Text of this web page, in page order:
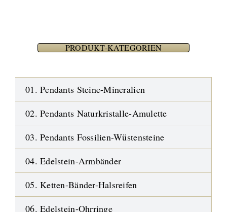
PRODUKT-KATEGORIEN
01. Pendants Steine-Mineralien
02. Pendants Naturkristalle-Amulette
03. Pendants Fossilien-Wüstensteine
04. Edelstein-Armbänder
05. Ketten-Bänder-Halsreifen
06. Edelstein-Ohrringe